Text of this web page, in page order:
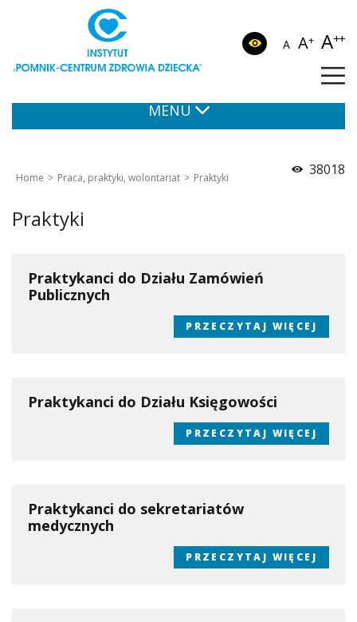
A A+ A++
MENU
Home Praca, praktyki, wolontariat Praktyki 38018
Praktyki
Praktykanci do Działu Zamówień
Publicznych
PRZECZYTAJ WIĘCEJ
Praktykanci do Działu Księgowości
PRZECZYTAJ WIĘCEJ
Praktykanci do sekretariatów
medycznych
PRZECZYTAJ WIĘCEJ